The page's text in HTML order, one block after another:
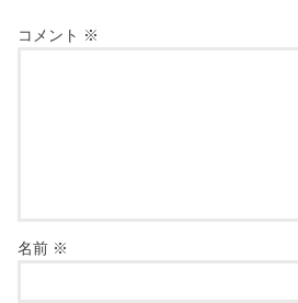
コメント ※
名前 ※